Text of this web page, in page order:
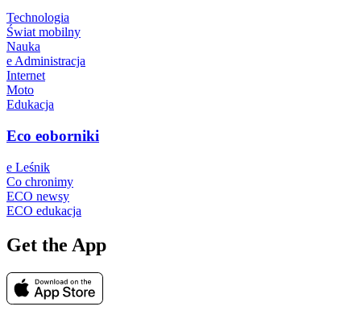
Technologia
Świat mobilny
Nauka
e Administracja
Internet
Moto
Edukacja
Eco eoborniki
e Leśnik
Co chronimy
ECO newsy
ECO edukacja
Get the App